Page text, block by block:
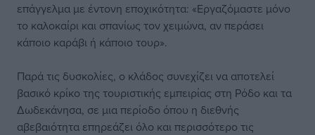
επάγγελμα με έντονη εποχικότητα: «Εργαζόμαστε μόνο
το καλοκαίρι και σπανίως τον χειμώνα, αν περάσει
κάποιο καράβι ή κάποιο τουρ».
Παρά τις δυσκολίες, ο κλάδος συνεχίζει να αποτελεί
βασικό κρίκο της τουριστικής εμπειρίας στη Ρόδο και τα
Δωδεκάνησα, σε μια περίοδο όπου η διεθνής
αβεβαιότητα επηρεάζει όλο και περισσότερο τις